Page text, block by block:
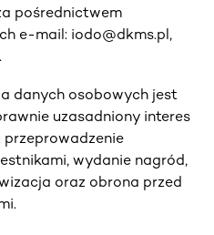
pośrednictwem
e-mail: iodo@dkms.pl,
danych osobowych jest
uzasadniony interes
wydanie nagród,
oraz obrona przed